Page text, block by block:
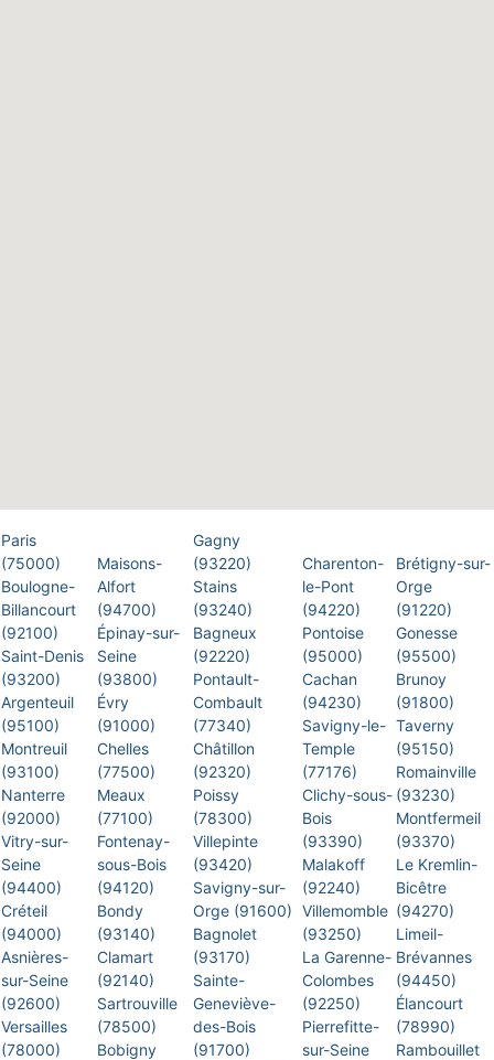
Paris
(75000)
Boulogne-
Billancourt
(92100)
Saint-Denis
(93200)
Argenteuil
(95100)
Montreuil
(93100)
Nanterre
(92000)
Vitry-sur-
Seine
(94400)
Créteil
(94000)
Asnières-
sur-Seine
(92600)
Versailles
(78000)
Maisons-
Alfort
(94700)
Épinay-sur-
Seine
(93800)
Évry
(91000)
Chelles
(77500)
Meaux
(77100)
Fontenay-
sous-Bois
(94120)
Bondy
(93140)
Clamart
(92140)
Sartrouville
(78500)
Bobigny
Gagny
(93220)
Stains
(93240)
Bagneux
(92220)
Pontault-
Combault
(77340)
Châtillon
(92320)
Poissy
(78300)
Villepinte
(93420)
Savigny-sur-
Orge (91600)
Bagnolet
(93170)
Sainte-
Geneviève-
des-Bois
(91700)
Charenton-
le-Pont
(94220)
Pontoise
(95000)
Cachan
(94230)
Savigny-le-
Temple
(77176)
Clichy-sous-
Bois
(93390)
Malakoff
(92240)
Villemomble
(93250)
La Garenne-
Colombes
(92250)
Pierrefitte-
sur-Seine
Brétigny-sur-
Orge
(91220)
Gonesse
(95500)
Brunoy
(91800)
Taverny
(95150)
Romainville
(93230)
Montfermeil
(93370)
Le Kremlin-
Bicêtre
(94270)
Limeil-
Brévannes
(94450)
Élancourt
(78990)
Rambouillet